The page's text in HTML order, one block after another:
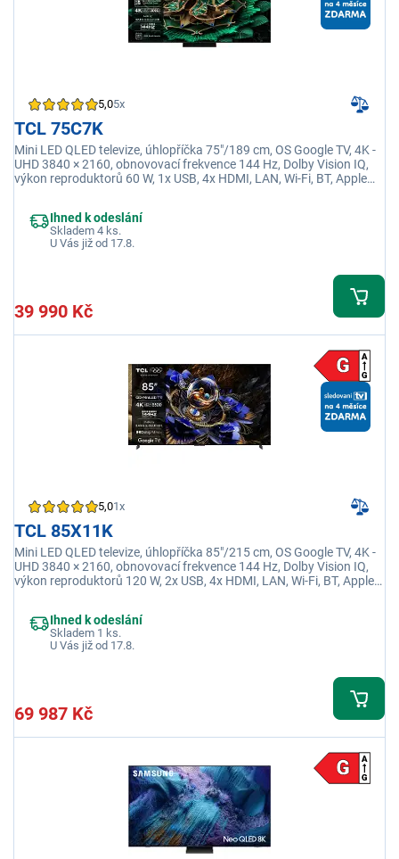
5,05x
TCL 75C7K
Mini LED QLED televize, úhlopříčka 75"/189 cm, OS Google TV, 4K -
UHD 3840 × 2160, obnovovací frekvence 144 Hz, Dolby Vision IQ,
výkon reproduktorů 60 W, 1x USB, 4x HDMI, LAN, Wi-Fi, BT, Apple
Ihned k odeslání
Skladem 4 ks.
U Vás již od 17.8.
39 990 Kč
5,01x
TCL 85X11K
Mini LED QLED televize, úhlopříčka 85"/215 cm, OS Google TV, 4K -
UHD 3840 × 2160, obnovovací frekvence 144 Hz, Dolby Vision IQ,
výkon reproduktorů 120 W, 2x USB, 4x HDMI, LAN, Wi-Fi, BT, Apple
Ihned k odeslání
Skladem 1 ks.
U Vás již od 17.8.
69 987 Kč